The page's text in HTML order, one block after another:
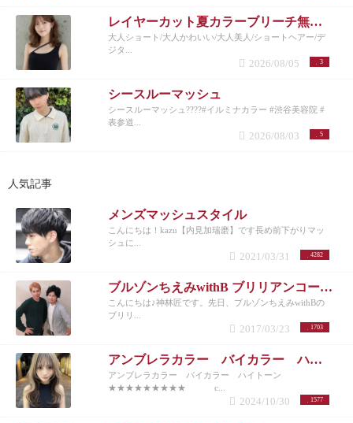
レイヤーカット夏カラーブリーチ無しカラー
大人ショート/大人かわいい/大人美人/ショートヘアー/デ
ジタ...
3
2026/08/05
シースルーマッシュ
シースルーマッシュ????#イルミナカラー #渋谷美容院 #
表参道...
5
2026/08/03
人気記事
メンズマッシュスタイル
こんにちは！kazu【内見加瑞磨】です長め前下がりマッ
シュに...
4282
2021/03/31
ブルゾンちえみwithB ブリリアンコージ君♪
こんにちは♪神林匠です。先日、ブルゾンちえみwithBの
ブリリ...
1703
2017/03/23
アンブレラカラー バイカラー ハイトーン
アンブレラカラー バイカラー ハイトーン
★★★★★★★★★ c...
1577
2024/10/30